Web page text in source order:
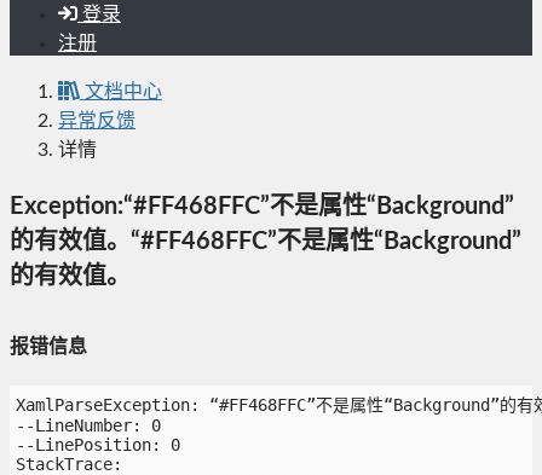
登录
注册
文档中心
异常反馈
详情
Exception:“#FF468FFC”不是属性“Background”
的有效值。“#FF468FFC”不是属性“Background”
的有效值。
报错信息
XamlParseException: “#FF468FFC”不是属性“Background”的有
--LineNumber: 0
--LinePosition: 0
StackTrace: